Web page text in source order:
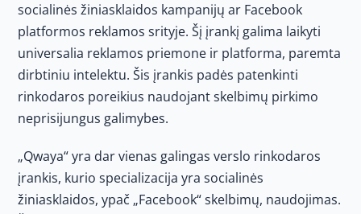
socialinės žiniasklaidos kampanijų ar Facebook
platformos reklamos srityje. Šį įrankį galima laikyti
universalia reklamos priemone ir platforma, paremta
dirbtiniu intelektu. Šis įrankis padės patenkinti
rinkodaros poreikius naudojant skelbimų pirkimo
neprisijungus galimybes.
„Qwaya“ yra dar vienas galingas verslo rinkodaros
įrankis, kurio specializacija yra socialinės
žiniasklaidos, ypač „Facebook“ skelbimų, naudojimas.